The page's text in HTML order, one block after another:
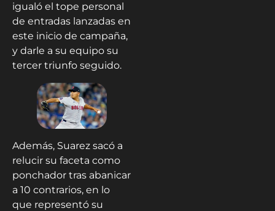
igualó el tope personal
de entradas lanzadas en
este inicio de campaña,
y darle a su equipo su
tercer triunfo seguido.
Además, Suarez sacó a
relucir su faceta como
ponchador tras abanicar
a 10 contrarios, en lo
que representó su